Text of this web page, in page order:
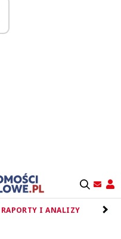
RAPORTY I ANALIZY